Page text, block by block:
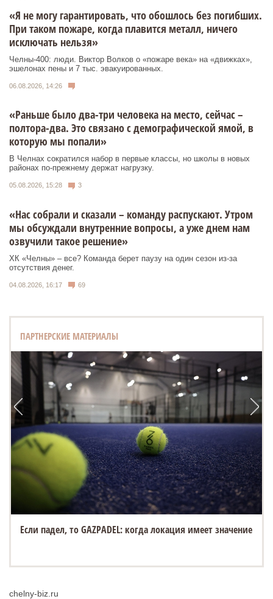
«Я не могу гарантировать, что обошлось без погибших.
При таком пожаре, когда плавится металл, ничего
исключать нельзя»
Челны-400: люди. Виктор Волков о «пожаре века» на «движках»,
эшелонах пены и 7 тыс. эвакуированных.
06.08.2026, 14:26
«Раньше было два-три человека на место, сейчас –
полтора-два. Это связано с демографической ямой, в
которую мы попали»
В Челнах сократился набор в первые классы, но школы в новых
районах по-прежнему держат нагрузку.
05.08.2026, 15:28 3
«Нас собрали и сказали – команду распускают. Утром
мы обсуждали внутренние вопросы, а уже днем нам
озвучили такое решение»
ХК «Челны» – все? Команда берет паузу на один сезон из-за
отсутствия денег.
04.08.2026, 16:17 69
ПАРТНЕРСКИЕ МАТЕРИАЛЫ
Если падел, то GAZPADEL: когда локация имеет значение
chelny-biz.ru